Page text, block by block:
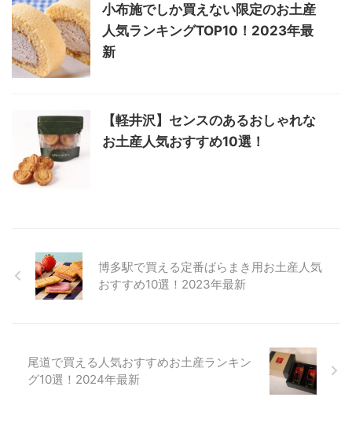
小布施でしか買えない限定のお土産
人気ランキングTOP10！2023年最
新
【軽井沢】センスのあるおしゃれな
お土産人気おすすめ10選！
博多駅で買える定番ばらまき用お土産人気
おすすめ10選！2023年最新
尾道で買える人気おすすめお土産ランキン
グ10選！2024年最新